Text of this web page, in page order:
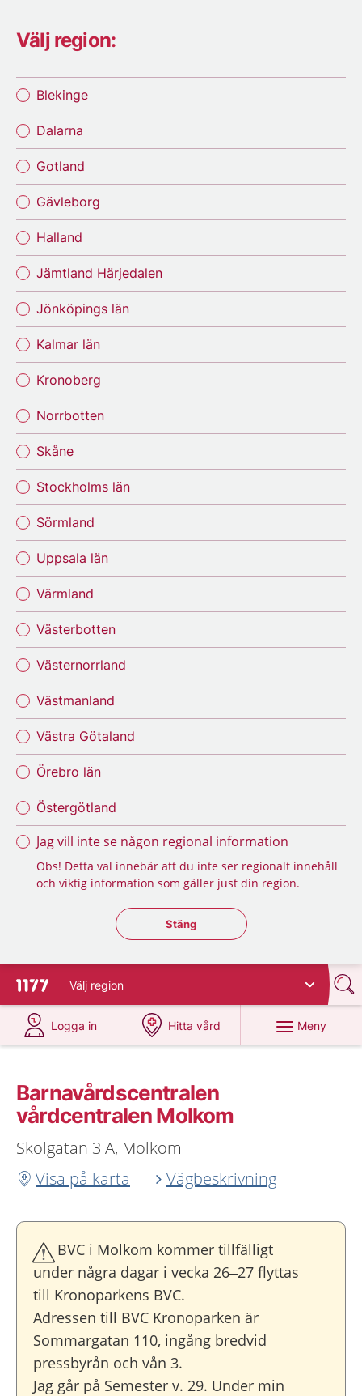
Välj region:
Blekinge
Dalarna
Gotland
Gävleborg
Halland
Jämtland Härjedalen
Jönköpings län
Kalmar län
Kronoberg
Norrbotten
Skåne
Stockholms län
Sörmland
Uppsala län
Värmland
Västerbotten
Västernorrland
Västmanland
Västra Götaland
Örebro län
Östergötland
Jag vill inte se någon regional information
Obs! Detta val innebär att du inte ser regionalt innehåll
och viktig information som gäller just din region.
Stäng regionsväljaren
Stäng
Till startsidan för 1177
Välj region
Logga in
på 1177.se
Hitta vård
på 1177.se
Meny
Barnavårdscentralen
vårdcentralen Molkom
Skolgatan 3 A, Molkom
Visa på karta
Vägbeskrivning
BVC i Molkom kommer tillfälligt
under några dagar i vecka 26–27 flyttas
till Kronoparkens BVC.
Adressen till BVC Kronoparken är
Sommargatan 110, ingång bredvid
pressbyrån och vån 3.
Jag går på Semester v. 29. Under min